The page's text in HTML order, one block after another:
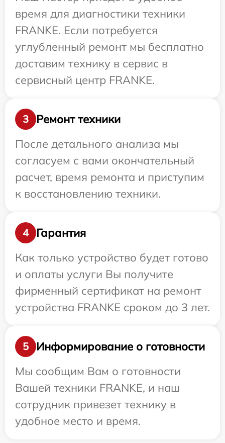
время для диагностики техники
FRANKE. Если потребуется
углубленный ремонт мы бесплатно
доставим технику в сервис в
сервисный центр FRANKE.
3
Ремонт техники
После детального анализа мы
согласуем с вами окончательный
расчет, время ремонта и приступим
к восстановлению техники.
4
Гарантия
Как только устройство будет готово
и оплаты услуги Вы получите
фирменный сертификат на ремонт
устройства FRANKE сроком до 3 лет.
5
Информирование о готовности
Мы сообщим Вам о готовности
Вашей техники FRANKE, и наш
сотрудник привезет технику в
удобное место и время.